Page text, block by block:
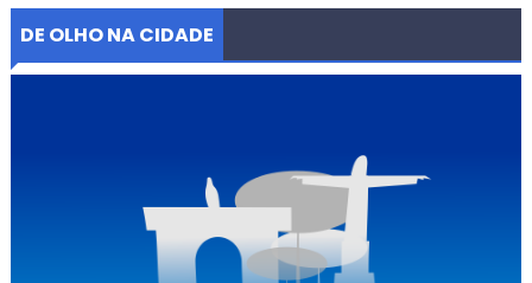
DE OLHO NA CIDADE